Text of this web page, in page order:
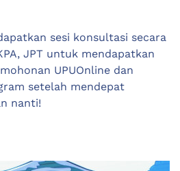
sesi konsultasi secara
JPT untuk mendapatkan
UPUOnline dan
setelah mendepat
nanti!